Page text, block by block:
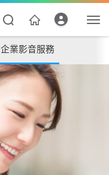
企業影音服務